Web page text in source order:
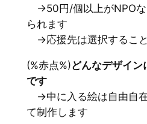
→50円/個以上がNPOな
られます
→応援先は選択するこ
(%赤点%)どんなデザイ
です
→中に入る絵は自由自
て制作します